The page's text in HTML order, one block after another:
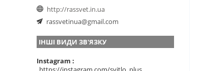
http://rassvet.in.ua
rassvetinua@gmail.com
ІНШІ ВИДИ ЗВ'ЯЗКУ
Instagram